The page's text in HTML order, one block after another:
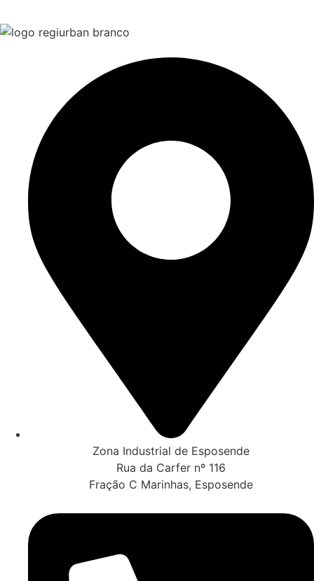
Zona Industrial de Esposende
Rua da Carfer nº 116
Fração C Marinhas, Esposende